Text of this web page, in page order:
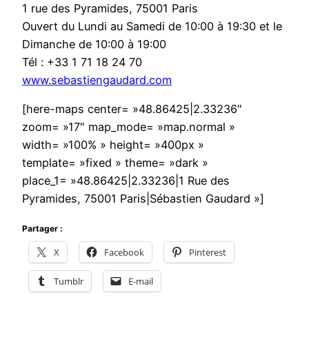
1 rue des Pyramides, 75001 Paris
Ouvert du Lundi au Samedi de 10:00 à 19:30 et le
Dimanche de 10:00 à 19:00
Tél : +33 1 71 18 24 70
www.sebastiengaudard.com
[here-maps center= »48.86425|2.33236″
zoom= »17″ map_mode= »map.normal »
width= »100% » height= »400px »
template= »fixed » theme= »dark »
place_1= »48.86425|2.33236|1 Rue des
Pyramides, 75001 Paris|Sébastien Gaudard »]
Partager :
X Facebook Pinterest
Tumblr E-mail